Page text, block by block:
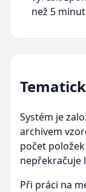
než 5
Systém je
archivem
počet
nepřekračuje
Při práci na